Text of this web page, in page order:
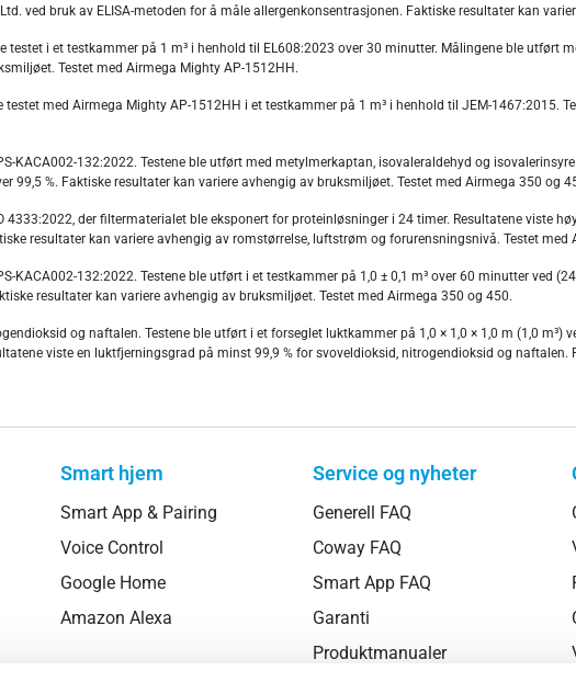
ved bruk av ELISA-metoden for å måle allergenkonsentrasjonen. Faktiske resultater kan
testet i et testkammer på 1 m³ i henhold til EL608:2023 over 30 minutter. Målingene ble utført
Testet med Airmega Mighty AP-1512HH.
med Airmega Mighty AP-1512HH i et testkammer på 1 m³ i henhold til JEM-1467:2015.
KACA002-132:2022. Testene ble utført med metylmerkaptan, isovaleraldehyd og
99,5 %. Faktiske resultater kan variere avhengig av bruksmiljøet. Testet med Airmega 350 og
der filtermaterialet ble eksponert for proteinløsninger i 24 timer. Resultatene viste
resultater kan variere avhengig av romstørrelse, luftstrøm og forurensningsnivå. Testet med
KACA002-132:2022. Testene ble utført i et testkammer på 1,0 ± 0,1 m³ over 60 minutter ved
resultater kan variere avhengig av bruksmiljøet. Testet med Airmega 350 og 450.
og naftalen. Testene ble utført i et forseglet luktkammer på 1,0 × 1,0 × 1,0 m (1,0 m³)
viste en luktfjerningsgrad på minst 99,9 % for svoveldioksid, nitrogendioksid og
Smart hjem
Smart App & Pairing
Voice Control
Google Home
Amazon Alexa
Service og nyheter
Generell FAQ
Coway FAQ
Smart App FAQ
Garanti
Produktmanualer